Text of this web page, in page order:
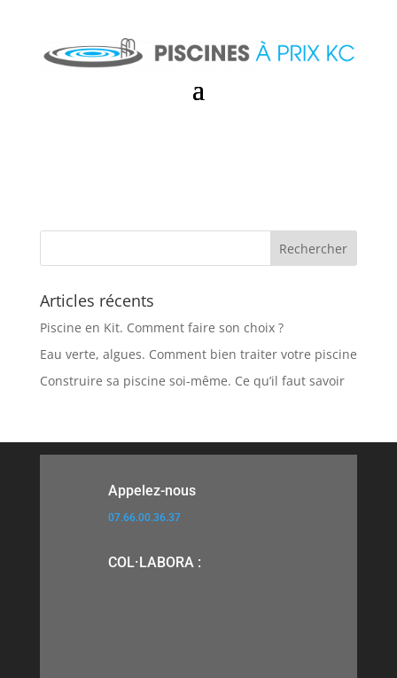
BARCELONA
22 Oct 2020
Articles récents
Piscine en Kit. Comment faire son choix ?
Eau verte, algues. Comment bien traiter votre piscine
Construire sa piscine soi-même. Ce qu’il faut savoir
Appelez-nous
07.66.00.36.37
COL·LABORA :